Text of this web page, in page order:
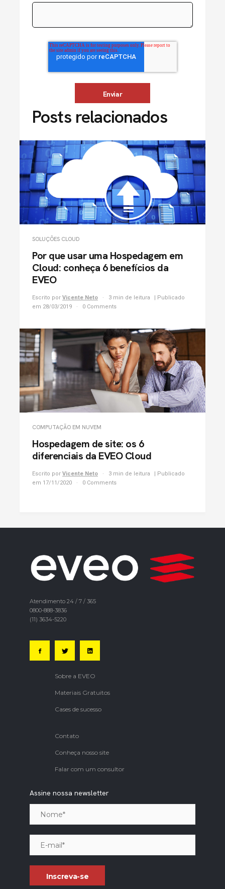
Posts relacionados
SOLUÇÕES CLOUD
Por que usar uma Hospedagem em
Cloud: conheça 6 benefícios da
EVEO
Escrito por Vicente Neto 3 min de leitura
| Publicado
em 28/03/2019
0 Comments
COMPUTAÇÃO EM NUVEM
Hospedagem de site: os 6
diferenciais da EVEO Cloud
Escrito por Vicente Neto 3 min de leitura
| Publicado
em 17/11/2020
0 Comments
Atendimento 24 / 7 / 365
0800-888-3836
(11) 3634-5220
Sobre a EVEO
Materiais Gratuitos
Cases de sucesso
Contato
Conheça nosso site
Falar com um consultor
Assine nossa newsletter